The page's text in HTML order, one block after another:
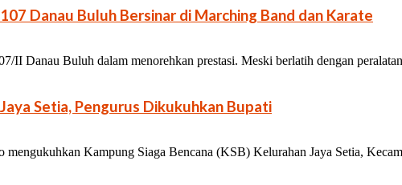
Danau Buluh Bersinar di Marching Band dan Karate
II Danau Buluh dalam menorehkan prestasi. Meski berlatih dengan
Setia, Pengurus Dikukuhkan Bupati
Kampung Siaga Bencana (KSB) Kelurahan Jaya Setia,